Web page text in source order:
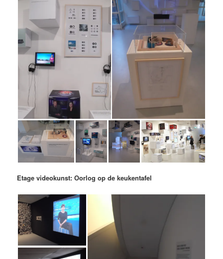
Etage videokunst: Oorlog op de keukentafel